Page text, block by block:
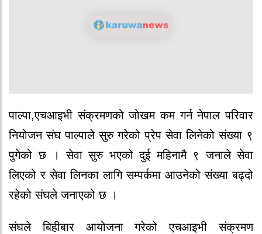
पाल्पा,एचआइभी संक्रमणको जोखम कम गर्न नेपाल परिवार
नियोजन संघ पाल्पाले सुरु गरेको प्रेप सेवा लिनेको संख्या ९
पुगेको छ । सेवा सुरु भएको दुई महिनामै ९ जनाले सेवा
लिएको र सेवा लिनका लागि सम्पर्कमा आउनेको संख्या बढ्दो
रहेको संघले जनाएको छ ।
संघले बिहीबार आयोजना गरेको एचआइभी संक्रमण